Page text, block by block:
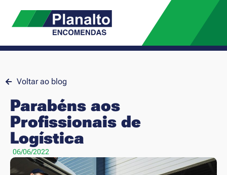
Voltar ao blog
Parabéns aos
Profissionais de
Logística
06/06/2022